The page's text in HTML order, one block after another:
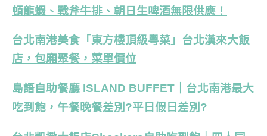
頓龍蝦、戰斧牛排、朝日生啤酒無限供應！
台北南港美食「東方樓頂級粵菜」台北漢來大飯
店，包廂聚餐，菜單價位
島語自助餐廳 ISLAND BUFFET｜台北南港最大
吃到飽，午餐晚餐差別?平日假日差別?